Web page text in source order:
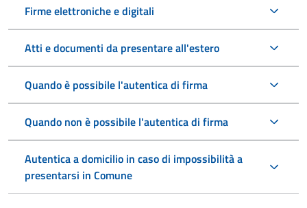
Firme elettroniche e digitali
Atti e documenti da presentare all'estero
Quando è possibile l'autentica di firma
Quando non è possibile l'autentica di firma
Autentica a domicilio in caso di impossibilità a
presentarsi in Comune